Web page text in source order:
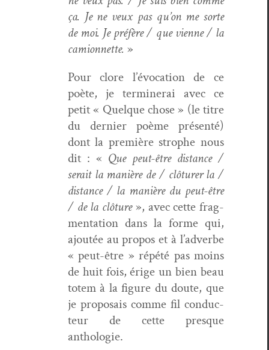
ça. Je ne veux pas qu’on me sorte
de moi. Je préfère / que vienne / la
camion­nette. »
Pour clore l’évocation de ce
poète, je ter­min­erai avec ce
petit « Quelque chose » (le titre
du dernier poème présen­té)
dont la pre­mière stro­phe nous
dit : « Que peut-être dis­tance /
serait la manière de / clô­tur­er la /
dis­tance / la manière du peut-être
/ de la clô­ture», avec cette frag­
men­ta­tion dans la forme qui,
ajoutée au pro­pos et à l’adverbe
« peut-être » répété pas moins
de huit fois, érige un bien beau
totem à la fig­ure du doute, que
je pro­po­sais comme fil con­duc­
teur de cette presque
anthologie.